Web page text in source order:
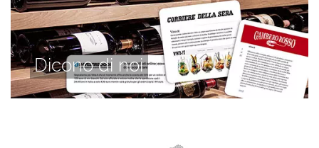
Dicono di noi